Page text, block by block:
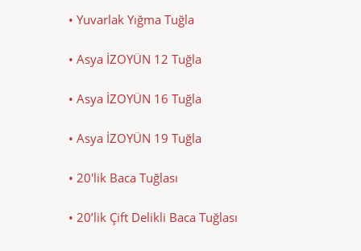
• Yuvarlak Yığma Tuğla
• Asya İZOYÜN 12 Tuğla
• Asya İZOYÜN 16 Tuğla
• Asya İZOYÜN 19 Tuğla
• 20'lik Baca Tuğlası
• 20’lik Çift Delikli Baca Tuğlası